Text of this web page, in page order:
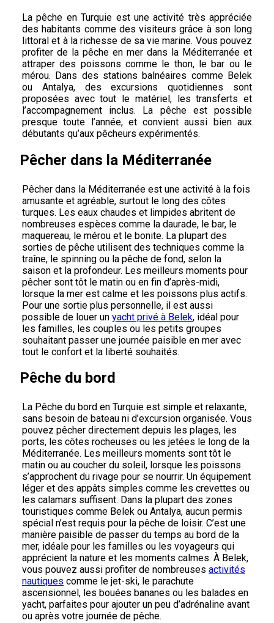
La pêche en Turquie est une activité très appréciée
des habitants comme des visiteurs grâce à son long
littoral et à la richesse de sa vie marine. Vous pouvez
profiter de la pêche en mer dans la Méditerranée et
attraper des poissons comme le thon, le bar ou le
mérou. Dans des stations balnéaires comme Belek
ou Antalya, des excursions quotidiennes sont
proposées avec tout le matériel, les transferts et
l’accompagnement inclus. La pêche est possible
presque toute l’année, et convient aussi bien aux
débutants qu’aux pêcheurs expérimentés.
Pêcher dans la Méditerranée
Pêcher dans la Méditerranée est une activité à la fois
amusante et agréable, surtout le long des côtes
turques. Les eaux chaudes et limpides abritent de
nombreuses espèces comme la daurade, le bar, le
maquereau, le mérou et le bonite. La plupart des
sorties de pêche utilisent des techniques comme la
traîne, le spinning ou la pêche de fond, selon la
saison et la profondeur. Les meilleurs moments pour
pêcher sont tôt le matin ou en fin d’après-midi,
lorsque la mer est calme et les poissons plus actifs.
Pour une sortie plus personnelle, il est aussi
possible de louer un yacht privé à Belek, idéal pour
les familles, les couples ou les petits groupes
souhaitant passer une journée paisible en mer avec
tout le confort et la liberté souhaités.
Pêche du bord
La Pêche du bord en Turquie est simple et relaxante,
sans besoin de bateau ni d’excursion organisée. Vous
pouvez pêcher directement depuis les plages, les
ports, les côtes rocheuses ou les jetées le long de la
Méditerranée. Les meilleurs moments sont tôt le
matin ou au coucher du soleil, lorsque les poissons
s’approchent du rivage pour se nourrir. Un équipement
léger et des appâts simples comme les crevettes ou
les calamars suffisent. Dans la plupart des zones
touristiques comme Belek ou Antalya, aucun permis
spécial n’est requis pour la pêche de loisir. C’est une
manière paisible de passer du temps au bord de la
mer, idéale pour les familles ou les voyageurs qui
apprécient la nature et les moments calmes. À Belek,
vous pouvez aussi profiter de nombreuses activités
nautiques comme le jet-ski, le parachute
ascensionnel, les bouées bananes ou les balades en
yacht, parfaites pour ajouter un peu d’adrénaline avant
ou après votre journée de pêche.